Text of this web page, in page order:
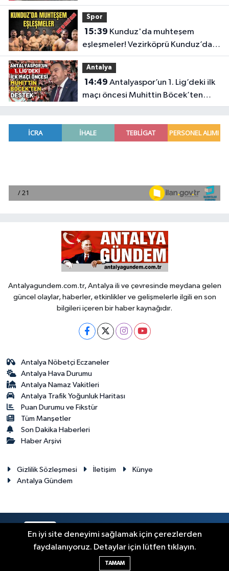
Spor
15:39
eşleşmeler! Vezirköprü Kunduz’da
nefesler tutuldu, son 16 belli oldu
Antalya
14:49
maçı öncesi Muhittin Böcek’ten
destek
Antalyagundem.com.tr, Antalya ili ve çevresinde meydana gelen
güncel olaylar, haberler, etkinlikler ve gelişmelerle ilgili en son
bilgileri içeren bir haber kaynağıdır.
Antalya Nöbetçi Eczaneler
Antalya Hava Durumu
Antalya Namaz Vakitleri
Antalya Trafik Yoğunluk Haritası
Puan Durumu ve Fikstür
Tüm Manşetler
Son Dakika Haberleri
Haber Arşivi
Gizlilik Sözleşmesi İletişim
Künye
Antalya Gündem
Haber Yazılımı:
En iyi site deneyimi sağlamak için çerezlerden
faydalanıyoruz. Detaylar için lütfen tıklayın.
TAMAM